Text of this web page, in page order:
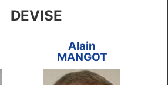
DEVISE
Alain
MANGOT